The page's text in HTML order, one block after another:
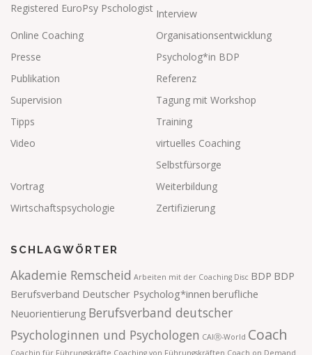
Registered EuroPsy Pschologist Interview
Online Coaching
Organisationsentwicklung
Presse
Psycholog*in BDP
Publikation
Referenz
Supervision
Tagung mit Workshop
Tipps
Training
Video
virtuelles Coaching
Selbstfürsorge
Vortrag
Weiterbildung
Wirtschaftspsychologie
Zertifizierung
SCHLAGWÖRTER
Akademie Remscheid Arbeiten mit der Coaching Disc BDP BDP
Berufsverband Deutscher Psycholog*innen berufliche
Neuorientierung Berufsverband deutscher
Psychologinnen und Psychologen CAIⓇ-World Coach
Coachin für Führungskräfte Coaching von Führungskräften Coach on Demand